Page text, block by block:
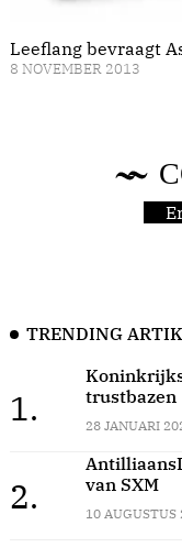
Leeflang bevraagt
8 NOVEMBER 2013
TRENDING
1.
trustbazen
28 JANUARI
2.
van SXM
10 AUGUSTUS